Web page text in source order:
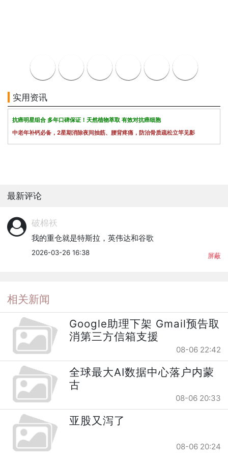
实用资讯
抗癌明星组合 多年口碑保证！天然植物萃取 有效对抗癌细胞
中老年补钙必备，2星期消除夜间抽筋、腰背疼痛，防治骨质疏松立竿见影
最新评论
破棉袄
我的重仓就是特斯拉，英伟达和谷歌
2026-03-26 16:38 屏蔽
相关新闻
Google助理下架 Gmail预告取
消第三方信箱支援
08-06 22:42
全球最大AI数据中心落户内蒙
古
08-06 20:33
亚股又泻了
08-06 20:24